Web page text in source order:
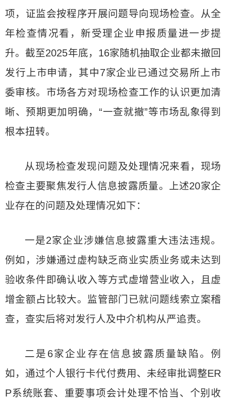
项，证监会按程序开展问题导向现场检查。从全
年检查情况看，新受理企业申报质量进一步提
升。截至2025年底，16家随机抽取企业都未撤回
发行上市申请，其中7家企业已通过交易所上市
委审核。市场各方对现场检查工作的认识更加清
晰、预期更加明确，“一查就撤”等市场乱象得到
根本扭转。
从现场检查发现问题及处理情况来看，现场
检查主要聚焦发行人信息披露质量。上述20家企
业存在的问题及处理情况如下：
一是2家企业涉嫌信息披露重大违法违规。
例如，涉嫌通过虚构缺乏商业实质业务或未达到
验收条件即确认收入等方式虚增营业收入，且虚
增金额占比较大。监管部门已就问题线索立案稽
查，查实后将对发行人及中介机构从严追责。
二是6家企业存在信息披露质量缺陷。例
如，通过个人银行卡代付费用、未经审批调整ER
P系统账套、重要事项会计处理不恰当、个别收